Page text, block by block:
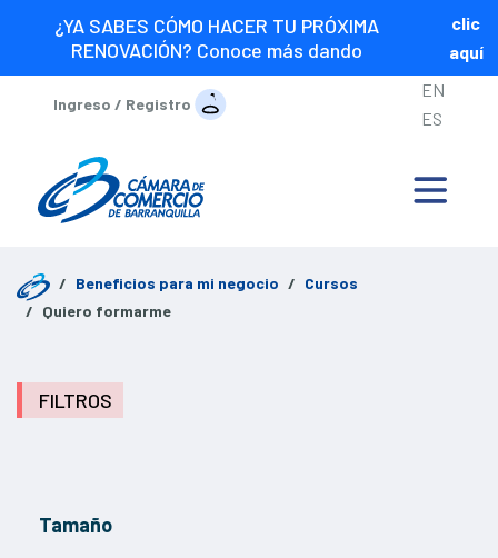
¿YA SABES CÓMO HACER TU PRÓXIMA
RENOVACIÓN? Conoce más dando
clic
aquí
Ingreso / Registro
EN
ES
Beneficios para mi negocio
Cursos
Quiero formarme
FILTROS
Tamaño